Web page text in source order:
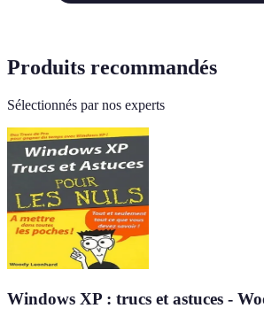
Produits recommandés
Sélectionnés par nos experts
Windows XP : trucs et astuces -